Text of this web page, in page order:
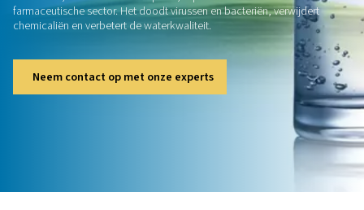
Ozon is een zeer reactief en oxiderend gas dat in veel
waterbehandelingsprocessen wordt gebruikt – van
drinkwater, zwembaden en aquaria, aquacultuur en de
farmaceutische sector. Het doodt virussen en bacteriën,
chemicaliën en verbetert de waterkwaliteit.